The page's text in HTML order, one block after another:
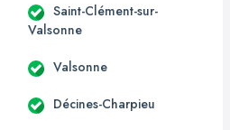
Saint-Clément-sur-
Valsonne
Valsonne
Décines-Charpieu